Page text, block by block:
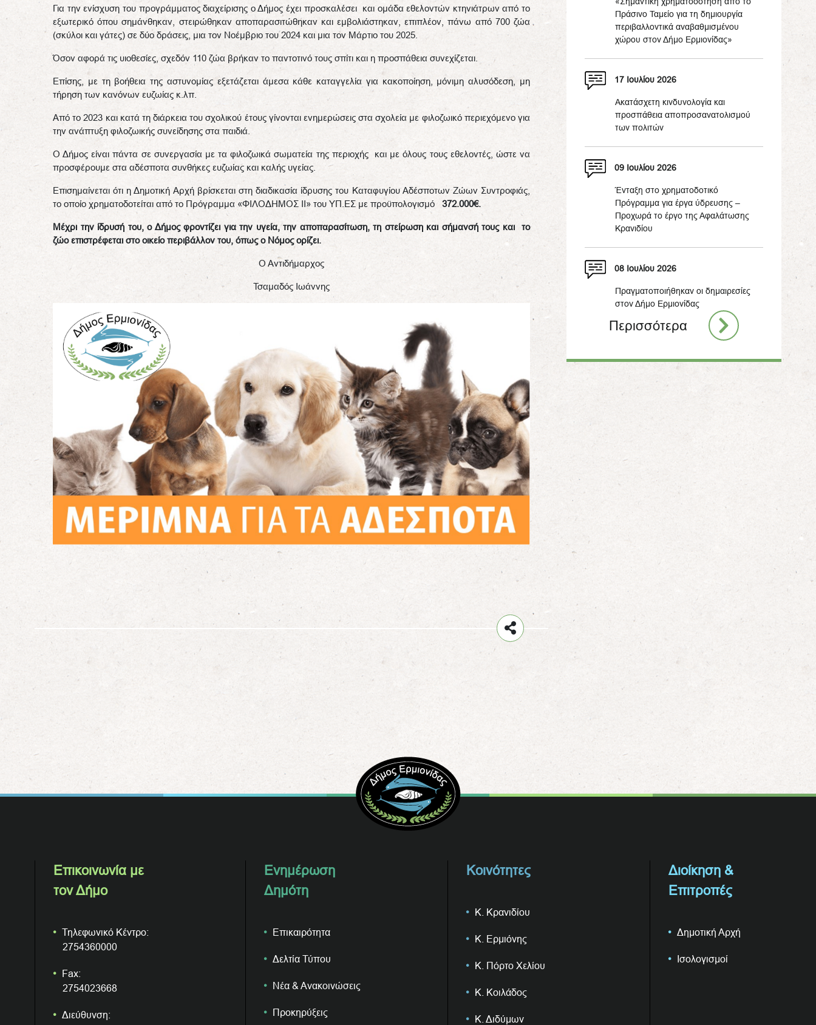
Για την ενίσχυση του προγράμματος διαχείρισης ο Δήμος έχει προσκαλέσει και ομάδα εθελοντών κτηνιάτρων από το
εξωτερικό όπου σημάνθηκαν, στειρώθηκαν αποπαρασιτώθηκαν και εμβολιάστηκαν, επιπλέον, πάνω από 700 ζώα
(σκύλοι και γάτες) σε δύο δράσεις, μια τον Νοέμβριο του 2024 και μια τον Μάρτιο του 2025.
Όσον αφορά τις υιοθεσίες, σχεδόν 110 ζώα βρήκαν το παντοτινό τους σπίτι και η προσπάθεια συνεχίζεται.
Επίσης, με τη βοήθεια της αστυνομίας εξετάζεται άμεσα κάθε καταγγελία για κακοποίηση, μόνιμη αλυσόδεση, μη
τήρηση των κανόνων ευζωίας κ.λπ.
Από το 2023 και κατά τη διάρκεια του σχολικού έτους γίνονται ενημερώσεις στα σχολεία με φιλοζωικό περιεχόμενο για
την ανάπτυξη φιλοζωικής συνείδησης στα παιδιά.
Ο Δήμος είναι πάντα σε συνεργασία με τα φιλοζωικά σωματεία της περιοχής και με όλους τους εθελοντές, ώστε να
προσφέρουμε στα αδέσποτα συνθήκες ευζωίας και καλής υγείας.
Επισημαίνεται ότι η Δημοτική Αρχή βρίσκεται στη διαδικασία ίδρυσης του Καταφυγίου Αδέσποτων Ζώων Συντροφιάς,
το οποίο χρηματοδοτείται από το Πρόγραμμα «ΦΙΛΟΔΗΜΟΣ ΙΙ» του ΥΠ.ΕΣ με προϋπολογισμό 372.000€.
Μέχρι την ίδρυσή του, ο Δήμος φροντίζει για την υγεία, την αποπαρασίτωση, τη στείρωση και σήμανσή τους και
το
ζώο επιστρέφεται στο οικείο περιβάλλον του, όπως ο Νόμος ορίζει.
Ο Αντιδήμαρχος
Τσαμαδός Ιωάννης
Πράσινο Ταμείο για τη δημιουργία
περιβαλλοντικά αναβαθμισμένου
χώρου στον Δήμο Ερμιονίδας»
17 Ιουλίου 2026
Ακατάσχετη κινδυνολογία και
προσπάθεια αποπροσανατολισμού
των πολιτών
09 Ιουλίου 2026
Ένταξη στο χρηματοδοτικό
Πρόγραμμα για έργα ύδρευσης –
Προχωρά το έργο της Αφαλάτωσης
Κρανιδίου
08 Ιουλίου 2026
Πραγματοποιήθηκαν οι δημαιρεσίες
στον Δήμο Ερμιονίδας
Περισσότερα
Επικοινωνία με
τον Δήμο
Τηλεφωνικό Κέντρο:
2754360000
Fax:
2754023668
Διεύθυνση:
Ενημέρωση
Δημότη
Επικαιρότητα
Δελτία Τύπου
Νέα & Ανακοινώσεις
Προκηρύξεις
Κοινότητες
Κ. Κρανιδίου
Κ. Ερμιόνης
Κ. Πόρτο Χελίου
Κ. Κοιλάδος
Κ. Διδύμων
Διοίκηση &
Επιτροπές
Δημοτική Αρχή
Ισολογισμοί